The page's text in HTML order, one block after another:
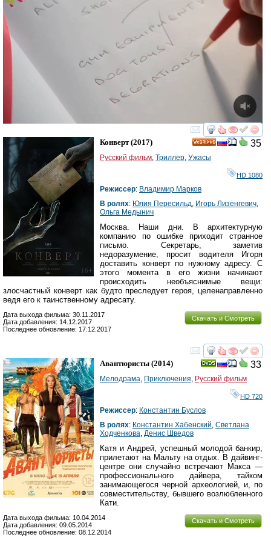
смотреть
35
Конверт(2017)
Русский фильм, Триллер, Ужасы
HD 1080
Режиссер: Владимир Марков
В ролях: Юлия Пересильд, Игорь Лизенгевич,
Ольга Медынич
Москва. Наши дни. В архитектурную
компанию по ошибке приходит странное
письмо. Секретарь, заметив
недоразумение, просит водителя Игоря
доставить конверт по нужному адресу. С
этого момента в его жизни начинают
происходить необъяснимые вещи:
злосчастный конверт как будто преследует героя, целенаправленно
ведя его к таинственному адресату.
Скачать и Смотреть
Дата выхода фильма: 30.11.2017
Дата добавления: 14.12.2017
Последнее обновление: 17.12.2017
смотреть
33
Авантюристы (2014)
Мелодрама, Приключения, Русский фильм
HD 720
Режиссер: Константин Буслов
В ролях: Константин Хабенский, Светлана
Ходченкова, Денис Шведов
Катя и Андрей, успешный молодой банкир,
прилетают на Мальту на отдых. В дайвинг-
центре они случайно встречают Макса —
профессионального дайвера, тайком
занимающегося черной археологией, и, по
совместительству, бывшего возлюбленного
Кати.
Скачать и Смотреть
Дата выхода фильма: 10.04.2014
Дата добавления: 09.05.2014
Последнее обновление: 08.12.2014